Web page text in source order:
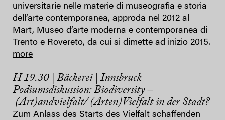
universitarie nelle materie di museografia e storia
dell’arte contemporanea, approda nel 2012 al
Mart, Museo d’arte moderna e contemporanea di
Trento e Rovereto, da cui si dimette ad inizio 2015.
more
H 19.30 | Bäckerei | Innsbruck
Podiumsdiskussion: Biodiversity –
(Art)andvielfalt/ (Arten)Vielfalt in der Stadt?
Zum Anlass des Starts des Vielfalt schaffenden